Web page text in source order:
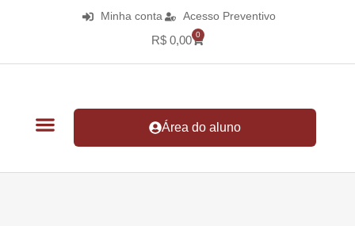
Minha conta Acesso Preventivo
R$ 0,00 0
Área do aluno